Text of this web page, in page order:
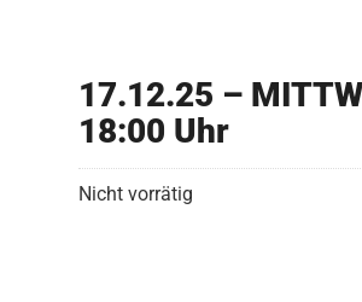
17.12.25 –
18:00 Uhr
Nicht vorrätig